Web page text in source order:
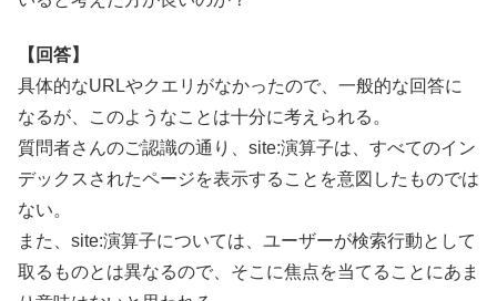
【回答】
具体的なURLやクエリがなかったので、一般的な回答に
なるが、このようなことは十分に考えられる。
質問者さんのご認識の通り、site:演算子は、すべてのイン
デックスされたページを表示することを意図したものでは
ない。
また、site:演算子については、ユーザーが検索行動として
取るものとは異なるので、そこに焦点を当てることにあま